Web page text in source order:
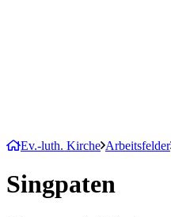
Ev.-luth. Kirche Arbeitsfelder
Singpaten